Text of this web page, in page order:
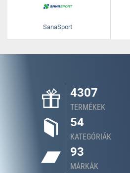
SanaSport
4307
TERMÉKEK
54
KATEGÓRIÁK
93
MÁRKÁK